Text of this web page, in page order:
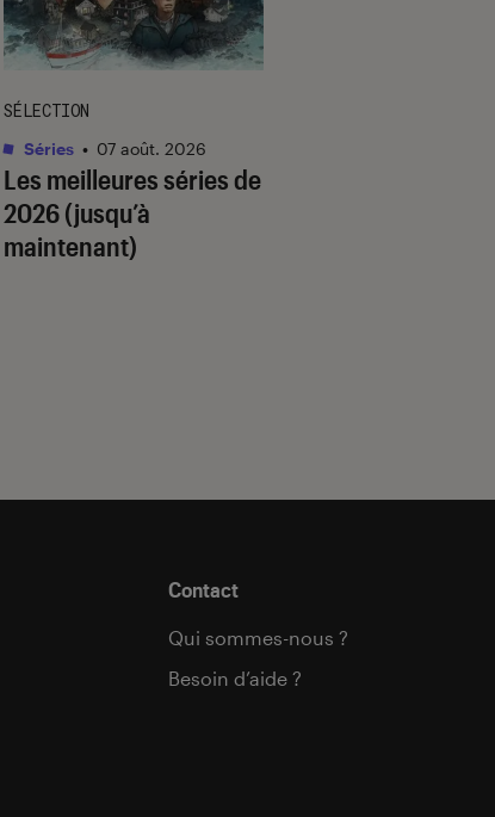
Les meilleures séries de
2026 (jusqu’à
maintenant)
SÉLECTION
Séries • 07 août. 2026
Contact
Qui sommes-nous ?
Besoin d’aide ?